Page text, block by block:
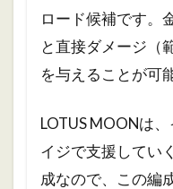
ロード候補です。
と直接ダメージ（
を与えることが可
LOTUS MOONは
イジで支援してい
成なので、この編